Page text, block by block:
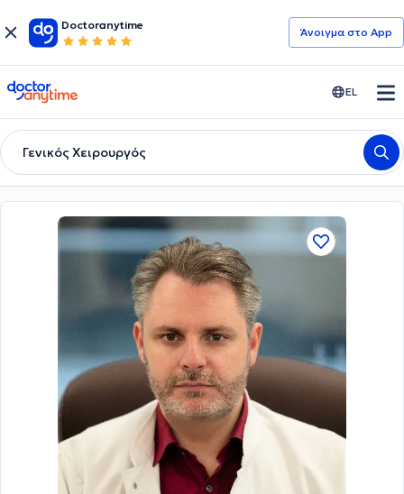
Doctoranytime
Άνοιγμα στο App
doctoranytime EL
Γενικός Χειρουργός